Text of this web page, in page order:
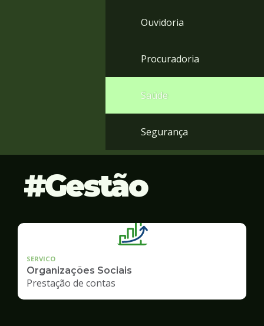
Ouvidoria
Procuradoria
Saúde
Segurança
Gestão
SERVICO
Organizações Sociais
Prestação de contas